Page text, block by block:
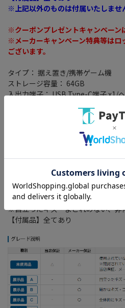
※上記以外のものは付属いたしませ
※クーポンプレゼントキャンペーン
※メーカーキャンペーン特典等はロ
ございます。
タイプ： 据え置き/携帯ゲーム機
ストレージ容量： 64GB
入出力端子： USB Type-C端子 x1/
ディスプレイサイズ： 7インチ
駆動時間(目安)： 約4.5～9時間
充電時間： 約3時間※本体をスリー
オンライン対応： ○
サイズ： 縦102mm×横242mm×
重量： 約320g(Joy-Con取り付け時
※目立ったキズ・よごれのない、非
【付属品】全てあり